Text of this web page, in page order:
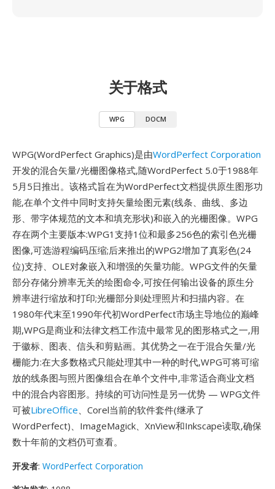
关于格式
WPG DOCM
WPG(WordPerfect Graphics)是由WordPerfect Corporation
开发的混合矢量/光栅图像格式,随WordPerfect 5.0于1988年
5月5日推出。该格式旨在为WordPerfect文档提供原生图形功
能,在单个文件中同时支持矢量绘图元素(线条、曲线、多边
形、带字体规范的文本和填充形状)和嵌入的光栅图像。WPG
存在两个主要版本:WPG1支持1位和最多256色的索引色光栅
图像,可选游程编码压缩;后来推出的WPG2增加了真彩色(24
位)支持、OLE对象嵌入和增强的矢量功能。WPG文件的矢量
部分存储分辨率无关的绘图命令,可按任何输出设备的原生分
辨率进行缩放和打印;光栅部分则处理照片和扫描内容。在
1980年代末至1990年代初WordPerfect市场主导地位的巅峰
期,WPG是商业和法律文档工作流中最常见的图形格式之一,用
于徽标、图表、信头和剪贴画。其优势之一在于混合矢量/光
栅能力:在大多数格式只能处理其中一种的时代,WPG可将可缩
放的线条图与照片图像组合在单个文件中,非常适合商业文档
中的混合内容图形。持续的可访问性是另一优势 — WPG文件
可被LibreOffice、Corel当前的软件套件(继承了
WordPerfect)、ImageMagick、XnView和Inkscape读取,确保
数十年前的文档仍可查看。
开发者: WordPerfect Corporation